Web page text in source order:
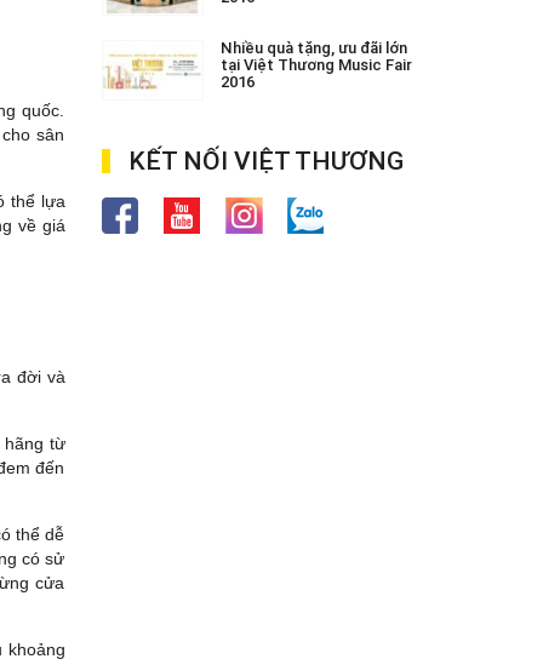
quốc.
sân
thể lựa
về giá
đời và
hãng từ
đến
thể dễ
có sử
cửa
khoảng
Nhiều quà tặng, ưu đãi lớn
tại Việt Thương Music Fair
2016
KẾT NỐI VIỆT THƯƠNG